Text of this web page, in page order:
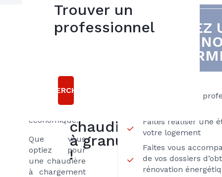
Avec un
rendement
à granulés
produisent
économique.
Que vous
optiez pour
une chaudière
à chargement
VOUS AVEZ
DE
Passez par des
Faites réaliser une
votre logement
Faites vous
de vos dossiers
rénovation
Trouver un
professionnel
RECHERCHER
5
choisir
Axenergie
chaudière
à granulés
!